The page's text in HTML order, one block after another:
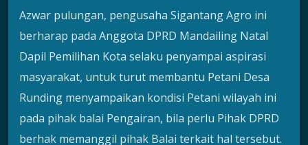
Azwar pulungan, pengusaha Sigantang Agro ini
berharap pada Anggota DPRD Mandailing Natal
Dapil Pemilihan Kota selaku penyampai aspirasi
masyarakat, untuk turut membantu Petani Desa
Runding menyampaikan kondisi Petani wilayah ini
pada pihak balai Pengairan, bila perlu Pihak DPRD
berhak memanggil pihak Balai terkait hal tersebut.